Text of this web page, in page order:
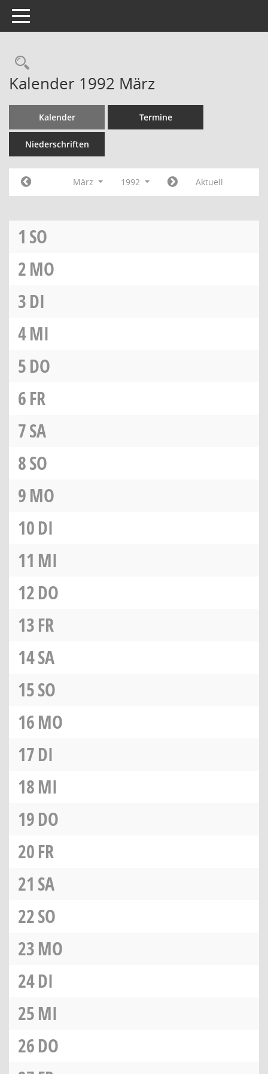
Toggle navigation
Rechercheauswahl
Kalender 1992 März
Kalender Termine
Niederschriften
März 1992 Aktuell
1 SO
2MO
3DI
4MI
5DO
6FR
7SA
8SO
9MO
10DI
11 MI
12DO
13FR
14SA
15SO
16MO
17DI
18MI
19DO
20FR
21 SA
22SO
23MO
24DI
25MI
26DO